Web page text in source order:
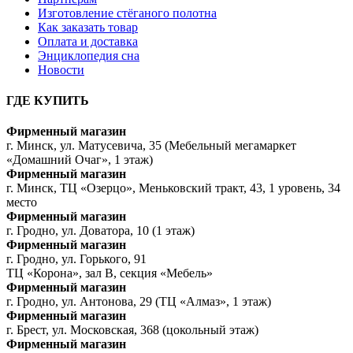
Изготовление стёганого полотна
Как заказать товар
Оплата и доставка
Энциклопедия сна
Новости
ГДЕ КУПИТЬ
Фирменный магазин
г. Минск, ул. Матусевича, 35 (Мебельный мегамаркет
«Домашний Очаг», 1 этаж)
Фирменный магазин
г. Минск, ТЦ «Озерцо», Меньковский тракт, 43, 1 уровень, 34
место
Фирменный магазин
г. Гродно, ул. Доватора, 10 (1 этаж)
Фирменный магазин
г. Гродно, ул. Горького, 91
ТЦ «Корона», зал В, секция «Мебель»
Фирменный магазин
г. Гродно, ул. Антонова, 29 (ТЦ «Алмаз», 1 этаж)
Фирменный магазин
г. Брест, ул. Московская, 368 (цокольный этаж)
Фирменный магазин